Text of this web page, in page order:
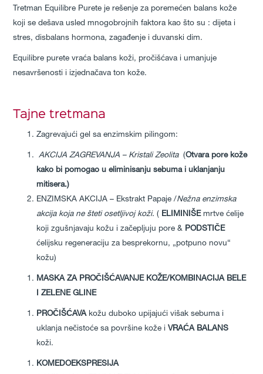
Tretman Equilibre Purete je rešenje za poremećen balans kože
koji se dešava usled mnogobrojnih faktora kao što su : dijeta i
stres, disbalans hormona, zagađenje i duvanski dim.
Equilibre purete vraća balans koži, pročišćava i umanjuje
nesavršenosti i izjednačava ton kože.
Tajne tretmana
Zagrevajući gel sa enzimskim pilingom:
AKCIJA ZAGREVANJA – Kristali Zeolita (Otvara pore kože
kako bi pomogao u eliminisanju sebuma i uklanjanju
mitisera.)
ENZIMSKA AKCIJA – Ekstrakt Papaje /Nežna enzimska
akcija koja ne šteti osetljivoj koži. ( ELIMINIŠEmrtve ćelije
koji zgušnjavaju kožu i začepljuju pore & PODSTIČE
ćelijsku regeneraciju za besprekornu, „potpuno novu“
kožu)
MASKA ZA PROČIŠĆAVANJE KOŽE/KOMBINACIJA BELE
I ZELENE GLINE
PROČIŠĆAVA kožu duboko upijajući višak sebuma i
uklanja nečistoće sa površine kože i VRAĆA BALANS
koži.
KOMEDOEKSPRESIJA